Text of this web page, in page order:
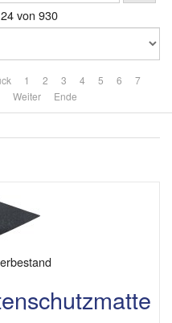
von 930
1 2 3 4 5 6
7
Weiter Ende